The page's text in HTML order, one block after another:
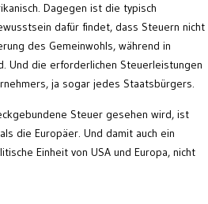
Dagegen ist die typisch
dafür findet, dass Steuern nicht
des Gemeinwohls, während in
Und die erforderlichen Steuerleistungen
ja sogar jedes Staatsbürgers.
Steuer gesehen wird, ist
die Europäer. Und damit auch ein
Einheit von USA und Europa, nicht